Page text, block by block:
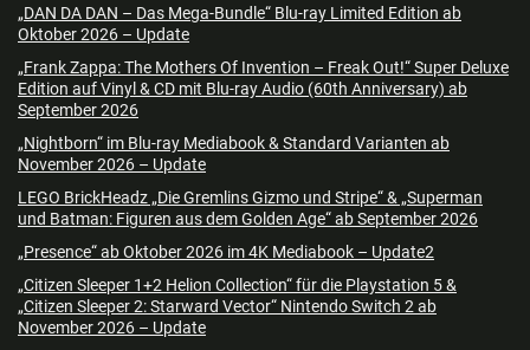
„DAN DA DAN – Das Mega-Bundle“ Blu-ray Limited Edition ab
Oktober 2026 – Update
„Frank Zappa: The Mothers Of Invention – Freak Out!“ Super Deluxe
Edition auf Vinyl & CD mit Blu-ray Audio (60th Anniversary) ab
September 2026
„Nightborn“ im Blu-ray Mediabook & Standard Varianten ab
November 2026 – Update
LEGO BrickHeadz „Die Gremlins Gizmo und Stripe“ & „Superman
und Batman: Figuren aus dem Golden Age“ ab September 2026
„Presence“ ab Oktober 2026 im 4K Mediabook – Update2
„Citizen Sleeper 1+2 Helion Collection“ für die Playstation 5 &
„Citizen Sleeper 2: Starward Vector“ Nintendo Switch 2 ab
November 2026 – Update